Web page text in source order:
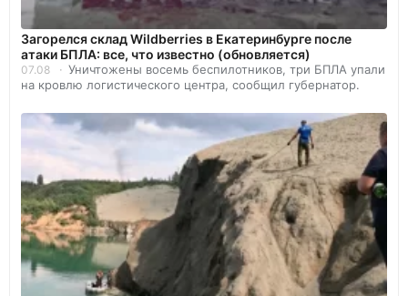
Загорелся склад Wildberries в Екатеринбурге после
атаки БПЛА: все, что известно (обновляется)
07.08
Уничтожены восемь беспилотников, три БПЛА упали
на кровлю логистического центра, сообщил губернатор.